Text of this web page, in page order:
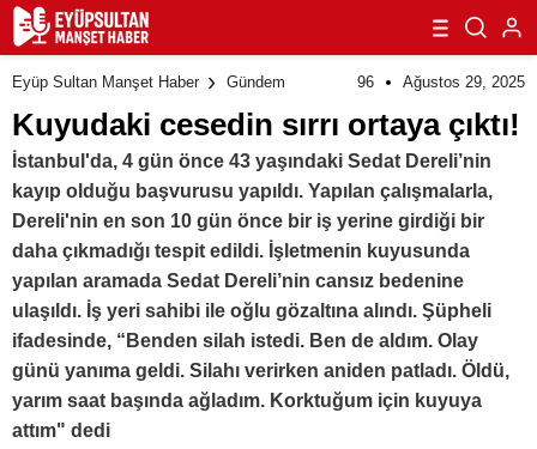
Eyüp Sultan Manşet Haber Gündem 96 Ağustos 29, 2025
Kuyudaki cesedin sırrı ortaya çıktı!
İstanbul'da, 4 gün önce 43 yaşındaki Sedat Dereli’nin
kayıp olduğu başvurusu yapıldı. Yapılan çalışmalarla,
Dereli'nin en son 10 gün önce bir iş yerine girdiği bir
daha çıkmadığı tespit edildi. İşletmenin kuyusunda
yapılan aramada Sedat Dereli’nin cansız bedenine
ulaşıldı. İş yeri sahibi ile oğlu gözaltına alındı. Şüpheli
ifadesinde, “Benden silah istedi. Ben de aldım. Olay
günü yanıma geldi. Silahı verirken aniden patladı. Öldü,
yarım saat başında ağladım. Korktuğum için kuyuya
attım" dedi